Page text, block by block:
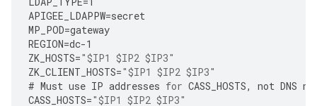
APIGEE_LDAPPW=secret
MP_POD=gateway
REGION=dc-1
ZK_HOSTS="$IP1 $IP2 $IP3"
ZK_CLIENT_HOSTS="$IP1 $IP2 $IP3"
# Must use IP addresses for CASS_HOSTS, not DNS
CASS_HOSTS="$IP1 $IP2 $IP3"